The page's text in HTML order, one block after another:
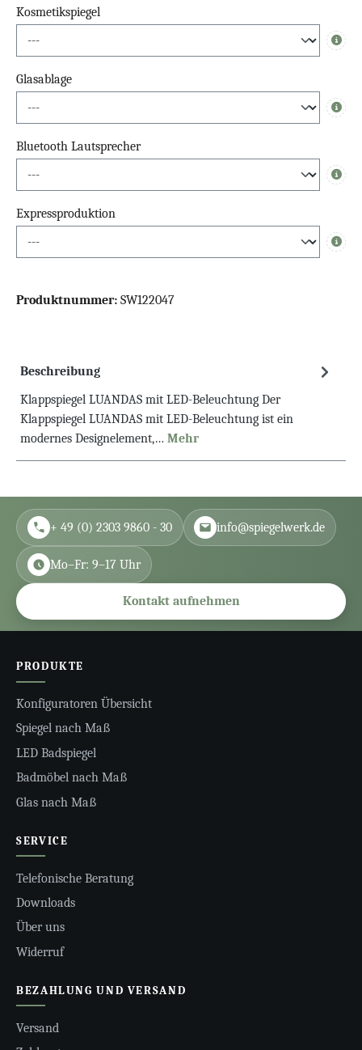
Kosmetikspiegel
Info
Glasablage
Info
Bluetooth Lautsprecher
Info
Expressproduktion
Info
Produktnummer: SW122047
Beschreibung
Klappspiegel LUANDAS mit LED-Beleuchtung Der
Klappspiegel LUANDAS mit LED-Beleuchtung ist ein
modernes Designelement,… Mehr
+ 49 (0) 2303 9860 - 30 info@spiegelwerk.de
Mo–Fr: 9–17 Uhr
Kontakt aufnehmen
PRODUKTE
Konfiguratoren Übersicht
Spiegel nach Maß
LED Badspiegel
Badmöbel nach Maß
Glas nach Maß
SERVICE
Telefonische Beratung
Downloads
Über uns
Widerruf
BEZAHLUNG UND VERSAND
Versand